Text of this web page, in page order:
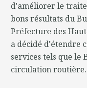
d'améliorer le
bons résultats du
Préfecture des
a décidé d'étendre
services tels que le
circulation routière.